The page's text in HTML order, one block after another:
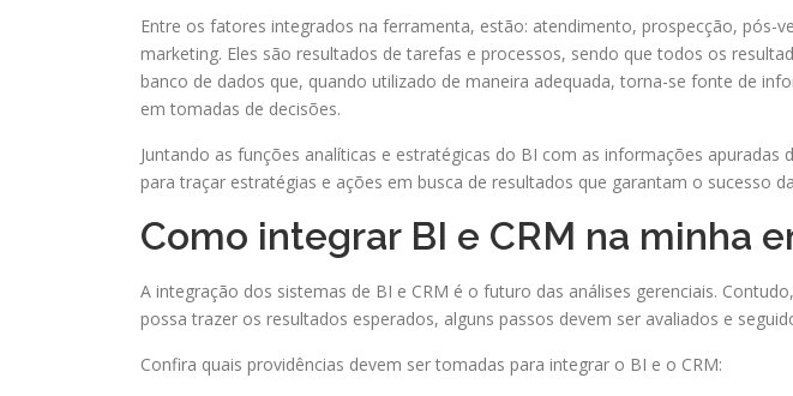
Entre os fatores integrados na ferramenta, estão: atendimento, prospecção, pós-
marketing. Eles são resultados de tarefas e processos, sendo que todos os
banco de dados que, quando utilizado de maneira adequada, torna-se fonte de
em tomadas de decisões.
Juntando as funções analíticas e estratégicas do BI com as informações apuradas
para traçar estratégias e ações em busca de resultados que garantam o sucesso
Como integrar BI e CRM na minha
A integração dos sistemas de BI e CRM é o futuro das análises gerenciais.
possa trazer os resultados esperados, alguns passos devem ser avaliados e
Confira quais providências devem ser tomadas para integrar o BI e o CRM: